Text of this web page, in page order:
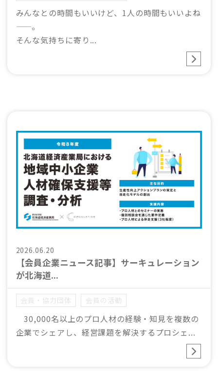
みんなとの時間もいいけど、1人の時間もいいよね
——。
そんな気持ちに寄り...
2026.06.20
【会員企業ニュース記事】サーキュレーション
が北海道...
会員・協力団体 会員の活動
30,000名以上のプロ人材の経験・知見を複数の
企業でシェアし、経営課題を解決するプロシェ...